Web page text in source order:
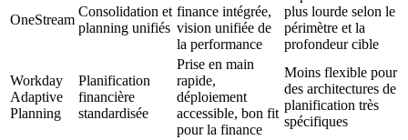
OneStream
Consolidation et
planning unifiés
finance intégrée,
vision unifiée de
la performance
plus lourde selon le
périmètre et la
profondeur cible
Workday
Adaptive
Planning
Planification
financière
standardisée
Prise en main
rapide,
déploiement
accessible, bon fit
pour la finance
Moins flexible pour
des architectures de
planification très
spécifiques